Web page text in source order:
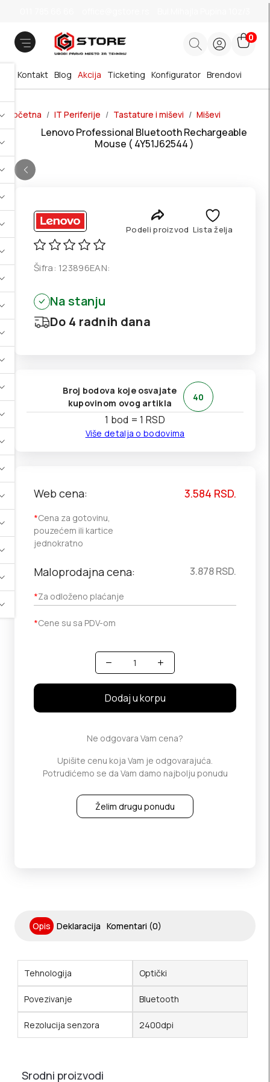
0
Brendovi
Blog Akcija
Kontakt Ticketing Konfigurator
Početna IT Periferije Tastature i miševi Miševi
Lenovo Professional Bluetooth Rechargeable
Mouse ( 4Y51J62544 )
Podeli proizvod Lista želja
Šifra: 123896EAN:
Na stanju
Do 4 radnih dana
Broj bodova koje osvajate
kupovinom ovog artikla
40
1 bod = 1 RSD
Više detalja o bodovima
Web cena:
*Cena za gotovinu,
pouzećem ili kartice
jednokratno
3.584 RSD.
Maloprodajna cena:
*Za odloženo plaćanje
3.878RSD.
*Cene su sa PDV-om
Količina
Dodaj u korpu
Ne odgovara Vam cena?
Upišite cenu koja Vam je odgovarajuća.
Potrudićemo se da Vam damo najbolju ponudu
Želim drugu ponudu
Opis Deklaracija Komentari (0)
Tehnologija Optički
Povezivanje Bluetooth
Rezolucija senzora 2400dpi
Srodni proizvodi